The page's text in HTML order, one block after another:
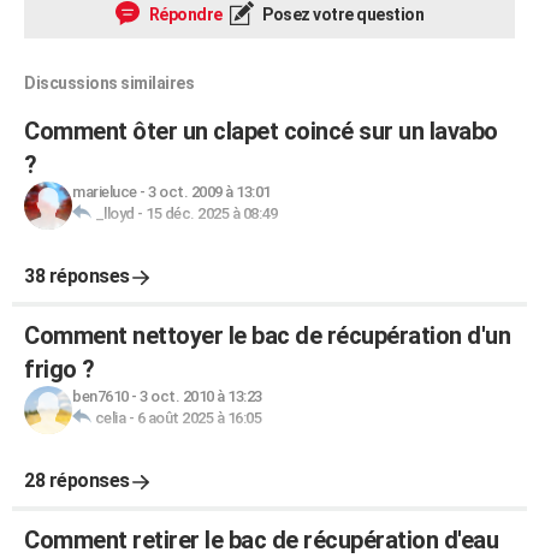
Répondre Posez votre question
Discussions similaires
Comment ôter un clapet coincé sur un lavabo
?
marieluce- 3 oct. 2009 à 13:01
_lloyd - 15 déc. 2025 à 08:49
38 réponses
Comment nettoyer le bac de récupération d'un
frigo ?
ben7610- 3 oct. 2010 à 13:23
celia- 6 août 2025 à 16:05
28 réponses
Comment retirer le bac de récupération d'eau